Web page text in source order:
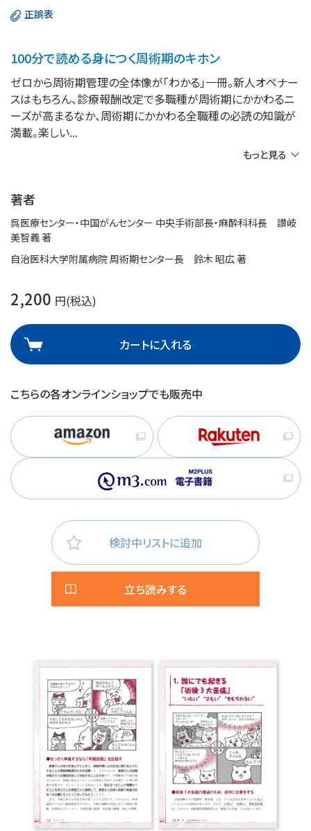
正誤表
100分で読める身につく周術期のキホン
ゼロから周術期管理の全体像が「わかる」一冊。新人オペナー
スはもちろん、診療報酬改定で多職種が周術期にかかわるニ
ーズが高まるなか、周術期にかかわる全職種の必読の知識が
満載。楽しい
もっと見る
著者
呉医療センター・中国がんセンター 中央手術部長・麻酔科科長 讃岐
美智義 著
自治医科大学附属病院 周術期センター長 鈴木 昭広 著
2,200 円(税込)
カートに入れる
こちらの各オンラインショップでも販売中
検討中リストに追加
立ち読みする